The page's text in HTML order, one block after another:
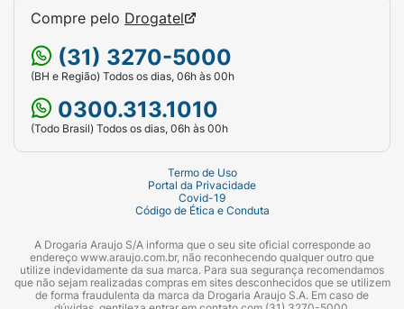
Compre pelo Drogatel
(31) 3270-5000
(BH e Região) Todos os dias, 06h às 00h
0300.313.1010
(Todo Brasil) Todos os dias, 06h às 00h
Termo de Uso
Portal da Privacidade
Covid-19
Código de Ética e Conduta
A Drogaria Araujo S/A informa que o seu site oficial corresponde ao
endereço www.araujo.com.br, não reconhecendo qualquer outro que
utilize indevidamente da sua marca. Para sua segurança recomendamos
que não sejam realizadas compras em sites desconhecidos que se utilizem
de forma fraudulenta da marca da Drogaria Araujo S.A. Em caso de